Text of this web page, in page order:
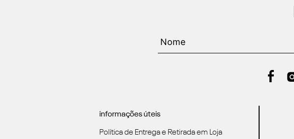
informações úteis
Política de Entrega e Retirada em Loja